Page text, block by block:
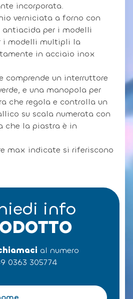
incorporata.
verniciata a forno con
antiacida per i modelli
i modelli multipli la
in acciaio inox
comprende un interruttore
e una manopola per
che regola e controlla un
su scala numerata con
che la piastra è in
max indicate si riferiscono
info
al numero
0363 305774